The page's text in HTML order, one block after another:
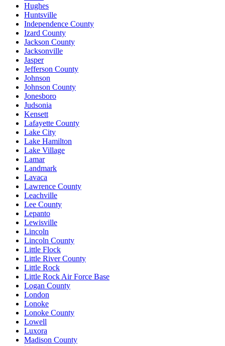
Hughes
Huntsville
Independence County
Izard County
Jackson County
Jacksonville
Jasper
Jefferson County
Johnson
Johnson County
Jonesboro
Judsonia
Kensett
Lafayette County
Lake City
Lake Hamilton
Lake Village
Lamar
Landmark
Lavaca
Lawrence County
Leachville
Lee County
Lepanto
Lewisville
Lincoln
Lincoln County
Little Flock
Little River County
Little Rock
Little Rock Air Force Base
Logan County
London
Lonoke
Lonoke County
Lowell
Luxora
Madison County